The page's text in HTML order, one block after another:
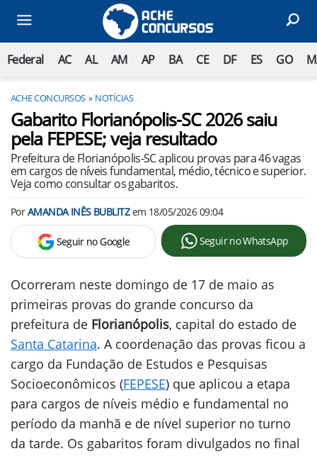
Federal AC AL AM AP BA CE DF ES GO
ACHE CONCURSOS NOTÍCIAS
Gabarito Florianópolis-SC 2026 saiu
pela FEPESE; veja resultado
Prefeitura de Florianópolis-SC aplicou provas para 46 vagas
em cargos de níveis fundamental, médio, técnico e superior.
Veja como consultar os gabaritos.
PorAMANDA INÊS BUBLITZem 18/05/2026 09:04
Seguir no Google Seguir no WhatsApp
Ocorreram neste domingo de 17 de maio as
primeiras provas do grande concurso da
prefeitura de Florianópolis, capital do estado de
Santa Catarina. A coordenação das provas ficou a
cargo da Fundação de Estudos e Pesquisas
Socioeconômicos (FEPESE) que aplicou a etapa
para cargos de níveis médio e fundamental no
período da manhã e de nível superior no turno
da tarde. Os gabaritos foram divulgados no final